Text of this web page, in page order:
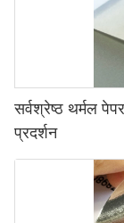
सर्वश्रेष्ठ थर्मल
प्रदर्शन